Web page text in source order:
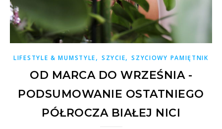
LIFESTYLE & MUMSTYLE,SZYCIE,SZYCIOWY PAMIĘTNIK
OD MARCA DO WRZEŚNIA -
PODSUMOWANIE OSTATNIEGO
PÓŁROCZA BIAŁEJ NICI